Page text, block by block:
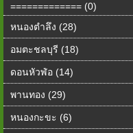
============= (0)
หนองตำลึง (28)
อมตะชลบุรี (18)
ดอนหัวฬ่อ (14)
พานทอง (29)
หนองกะขะ (6)